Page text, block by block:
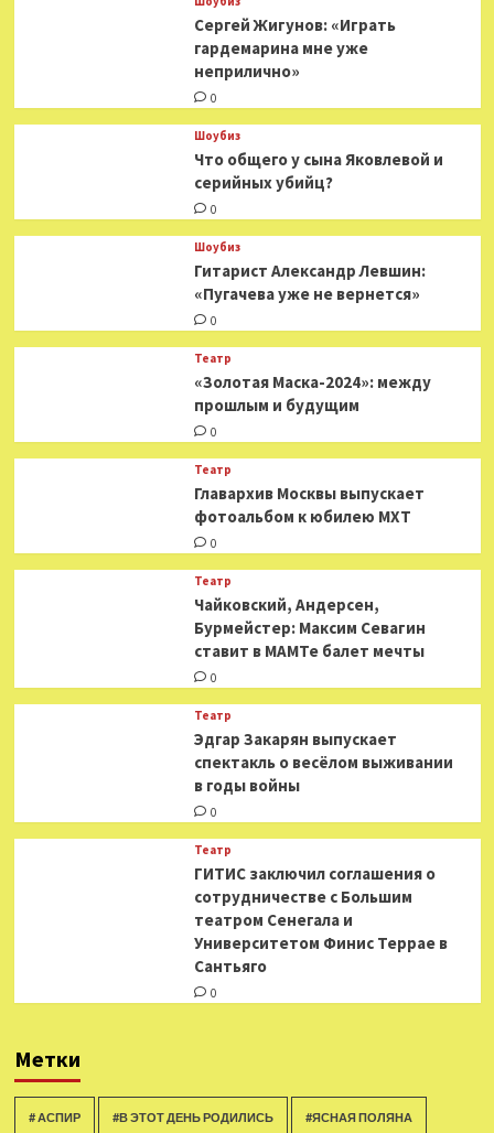
Сергей Жигунов: «Играть
гардемарина мне уже
неприлично»
0
Шоубиз
Что общего у сына Яковлевой и
серийных убийц?
0
Шоубиз
Гитарист Александр Левшин:
«Пугачева уже не вернется»
0
Театр
«Золотая Маска-2024»: между
прошлым и будущим
0
Театр
​​Главархив Москвы выпускает
фотоальбом к юбилею МХТ
0
Театр
​​Чайковский, Андерсен,
Бурмейстер: Максим Севагин
ставит в МАМТе балет мечты
0
Театр
Эдгар Закарян выпускает
спектакль о весёлом выживании
в годы войны
0
Театр
ГИТИС заключил соглашения о
сотрудничестве с Большим
театром Сенегала и
Университетом Финис Террае в
Сантьяго
0
Метки
# АСПИР #В ЭТОТ ДЕНЬ РОДИЛИСЬ #ЯСНАЯ ПОЛЯНА